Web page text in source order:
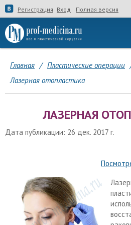
Регистрация Вход Полная версия
Главная / Пластические операции
Лазерная отопластика
ЛАЗЕРНАЯ
Дата публикации: 26 дек. 2017 г.